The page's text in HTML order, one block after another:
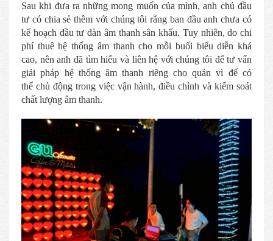
Sau khi đưa ra những mong muốn của mình, anh chủ đầu
tư có chia sẻ thêm với chúng tôi rằng ban đầu anh chưa có
kế hoạch đầu tư dàn âm thanh sân khấu. Tuy nhiên, do chi
phí thuê hệ thống âm thanh cho mỗi buổi biểu diễn khá
cao, nên anh đã tìm hiểu và liên hệ với chúng tôi để tư vấn
giải pháp hệ thống âm thanh riêng cho quán vì để có
thể chủ động trong việc vận hành, điều chỉnh và kiểm soát
chất lượng âm thanh.